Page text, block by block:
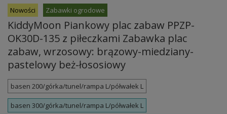
Nowości Zabawki ogrodowe
KiddyMoon Piankowy plac zabaw PPZP-
OK30D-135 z piłeczkami Zabawka plac
zabaw, wrzosowy: brązowy-miedziany-
pastelowy beż-łososiowy
basen 200/górka/tunel/rampa L/półwałek L
basen 300/górka/tunel/rampa L/półwałek L